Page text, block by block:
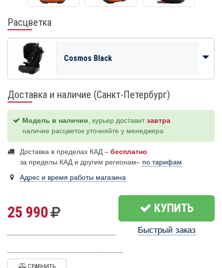
Расцветка
Cosmos Black
Доставка и наличие (Санкт-Петербург)
Модель в наличии, курьер доставитзавтра
наличие расцветок уточняйте у менеджера
Доставка в пределах КАД – бесплатно
за пределы КАД и другим регионам– по тарифам
Адрес и время работы магазина
25 990 КУПИТЬ
Быстрый заказ
СРАВНИТЬ